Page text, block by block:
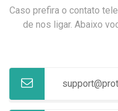
Caso prefira o contato
de nos ligar. Abaixo